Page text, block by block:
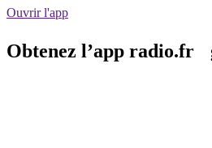
Ouvrir l'app
Obtenez l’app radio.fr